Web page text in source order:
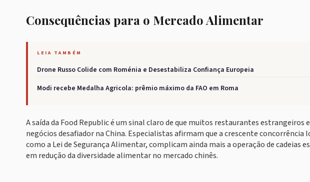
Consequências para o Mercado Alimentar
LEIA TAMBÉM
Drone Russo Colide com Roménia e Desestabiliza Confiança Europeia
Modi recebe Medalha Agricola: prêmio máximo da FAO em Roma
A saída da Food Republic é um sinal claro de que muitos restaurantes
negócios desafiador na China. Especialistas afirmam que a crescente
como a Lei de Segurança Alimentar, complicam ainda mais a operação de cadeias
em redução da diversidade alimentar no mercado chinês.